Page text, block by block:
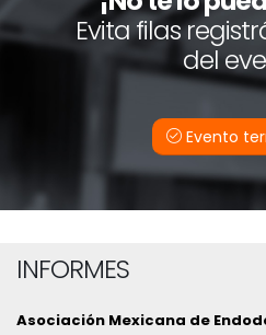
Evita filas
del
Evento
INFORMES
Asociación Mexicana de